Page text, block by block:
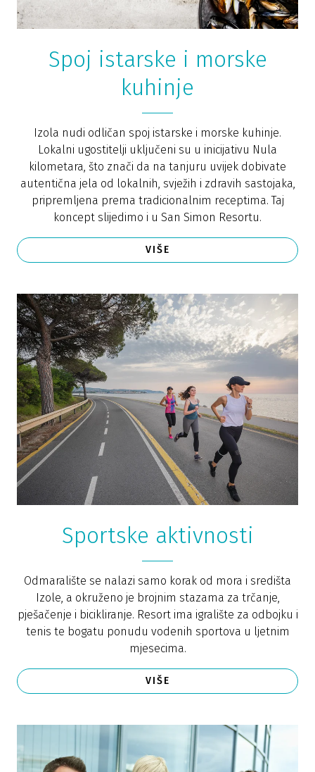
Spoj istarske i morske
kuhinje
Izola nudi odličan spoj istarske i morske kuhinje.
Lokalni ugostitelji uključeni su u inicijativu Nula
kilometara, što znači da na tanjuru uvijek dobivate
autentična jela od lokalnih, svježih i zdravih sastojaka,
pripremljena prema tradicionalnim receptima. Taj
koncept slijedimo i u San Simon Resortu.
VIŠE
Sportske aktivnosti
Odmaralište se nalazi samo korak od mora i središta
Izole, a okruženo je brojnim stazama za trčanje,
pješačenje i bicikliranje. Resort ima igralište za odbojku i
tenis te bogatu ponudu vodenih sportova u ljetnim
mjesecima.
VIŠE